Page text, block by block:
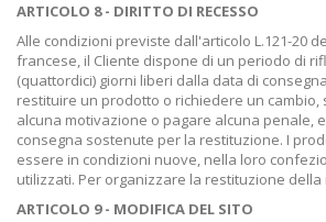
ARTICOLO 8 - DIRITTO DI RECESSO
Alle condizioni previste dall'articolo L.121-20
francese, il Cliente dispone di un periodo di
(quattordici) giorni liberi dalla data di
restituire un prodotto o richiedere un
alcuna motivazione o pagare alcuna penale,
consegna sostenute per la restituzione. I
essere in condizioni nuove, nella loro
utilizzati. Per organizzare la restituzione della
ARTICOLO 9 - MODIFICA DEL SITO